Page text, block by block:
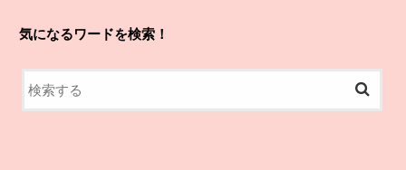
気になるワードを検索！